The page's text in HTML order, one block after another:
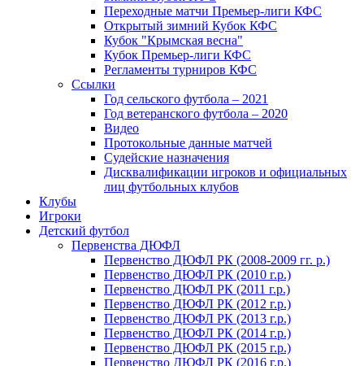
Переходные матчи Премьер-лиги КФС
Открытый зимний Кубок КФС
Кубок "Крымская весна"
Кубок Премьер-лиги КФС
Регламенты турниров КФС
Ссылки
Год сельского футбола – 2021
Год ветеранского футбола – 2020
Видео
Протокольные данные матчей
Судейские назначения
Дисквалификации игроков и официальных
лиц футбольных клубов
Клубы
Игроки
Детский футбол
Первенства ДЮФЛ
Первенство ДЮФЛ РК (2008-2009 гг. р.)
Первенство ДЮФЛ РК (2010 г.р.)
Первенство ДЮФЛ РК (2011 г.р.)
Первенство ДЮФЛ РК (2012 г.р.)
Первенство ДЮФЛ РК (2013 г.р.)
Первенство ДЮФЛ РК (2014 г.р.)
Первенство ДЮФЛ РК (2015 г.р.)
Первенство ДЮФЛ РК (2016 г.р.)